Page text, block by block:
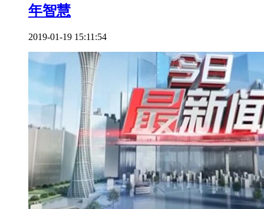
年智慧
2019-01-19 15:11:54